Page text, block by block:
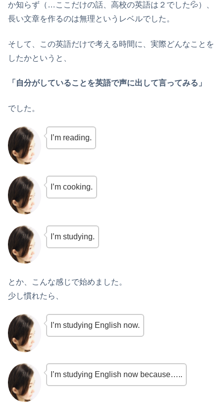
か知らず（…ここだけの話、高校の英語は２でした💦）、
長い文章を作るのは無理というレベルでした。
そして、この英語だけで考える時間に、実際どんなことを
したかというと、
「自分がしていることを英語で声に出して言ってみる」
でした。
I’m reading.
I’m cooking.
I’m studying.
とか、こんな感じで始めました。
少し慣れたら、
I’m studying English now.
I’m studying English now because…..